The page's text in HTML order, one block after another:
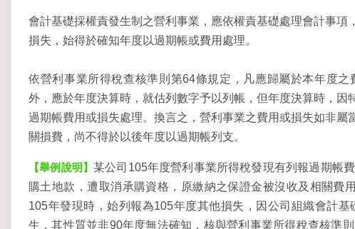
會計基礎採權責發生制之營利事業，應依權責基礎處理會計事
損失，始得於確知年度以過期帳或費用處理。
依營利事業所得稅查核準則第64條規定，凡應歸屬於本年度
外，應於年度決算時，就估列數字予以列帳，但年度決算時，
過期帳費用或損失處理。換言之，營利事業之費用或損失如非
關損費，尚不得於以後年度以過期帳列支。
【舉例說明】 某公司105年度營利事業所得稅發現有列報過期帳
購土地款，遭取消承購資格，原繳納之保證金被沒收及相關費
105年發現時，始列報為105年度其他損失，因公司組織會計
生，其性質並非90年度無法確知，核與營利事業所得稅查核準